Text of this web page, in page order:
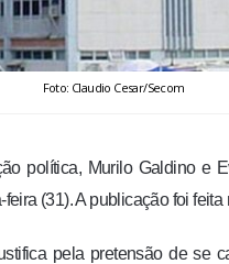
Foto: Claudio Cesar/Secom
política, Murilo Galdino e
(31). A publicação foi feita
pela pretensão de se